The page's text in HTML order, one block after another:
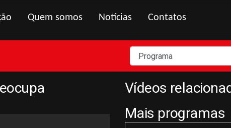
Quem somos Notícias Contatos
Vídeos
Mais programas